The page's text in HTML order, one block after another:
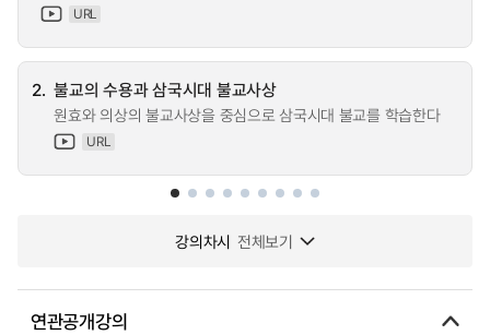
URL
2. 불교의 수용과 삼국시대 불교사상
원효와 의상의 불교사상을 중심으로 삼국시대 불교를 학습한다
URL
강의차시 전체보기
연관공개강의